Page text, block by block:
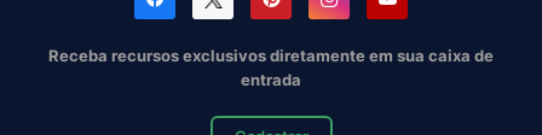
Receba recursos exclusivos diretamente em sua caixa de
entrada